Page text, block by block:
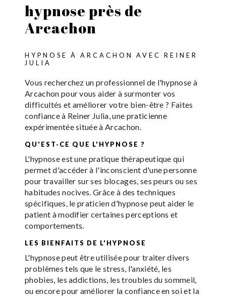
hypnose près de
Arcachon
HYPNOSE À ARCACHON AVEC REINER
JULIA
Vous recherchez un professionnel de l'hypnose à
Arcachon pour vous aider à surmonter vos
difficultés et améliorer votre bien-être ? Faites
confiance à Reiner Julia, une praticienne
expérimentée située à Arcachon.
QU'EST-CE QUE L'HYPNOSE ?
L'hypnose est une pratique thérapeutique qui
permet d'accéder à l'inconscient d'une personne
pour travailler sur ses blocages, ses peurs ou ses
habitudes nocives. Grâce à des techniques
spécifiques, le praticien d'hypnose peut aider le
patient à modifier certaines perceptions et
comportements.
LES BIENFAITS DE L'HYPNOSE
L'hypnose peut être utilisée pour traiter divers
problèmes tels que le stress, l'anxiété, les
phobies, les addictions, les troubles du sommeil,
ou encore pour améliorer la confiance en soi et la